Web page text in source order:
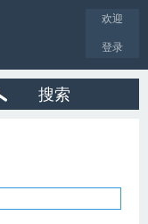
欢迎
登录
搜索